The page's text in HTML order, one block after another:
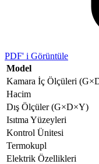
PDF' i Görüntüle
Model
Kamara İç Ölçüleri
Hacim
Dış Ölçüler (G×D×Y)
Isıtma Yüzeyleri
Kontrol Ünitesi
Termokupl
Elektrik Özellikleri